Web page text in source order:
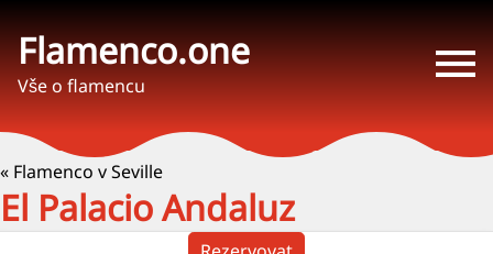
Flamenco.one
Vše o flamencu
« Flamenco v Seville
El Palacio Andaluz